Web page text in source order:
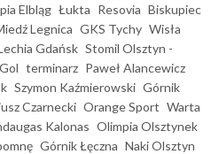
Elbląg Łukta Resovia Biskupiec
Legnica GKS Tychy Wisła
Gdańsk Stomil Olsztyn -
terminarz Paweł Alancewicz
Szymon Kaźmierowski Górnik
Czarnecki Orange Sport Warta
Kalonas Olimpia Olsztynek
Górnik Łęczna Naki Olsztyn